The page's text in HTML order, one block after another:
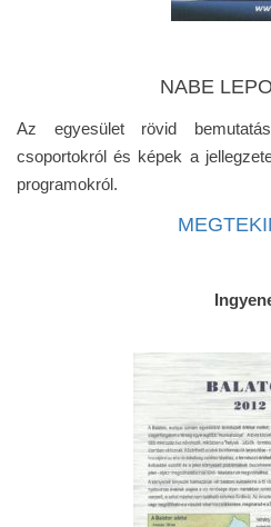
NABE
Az egyesület rövid
csoportokról és képek a
programokról.